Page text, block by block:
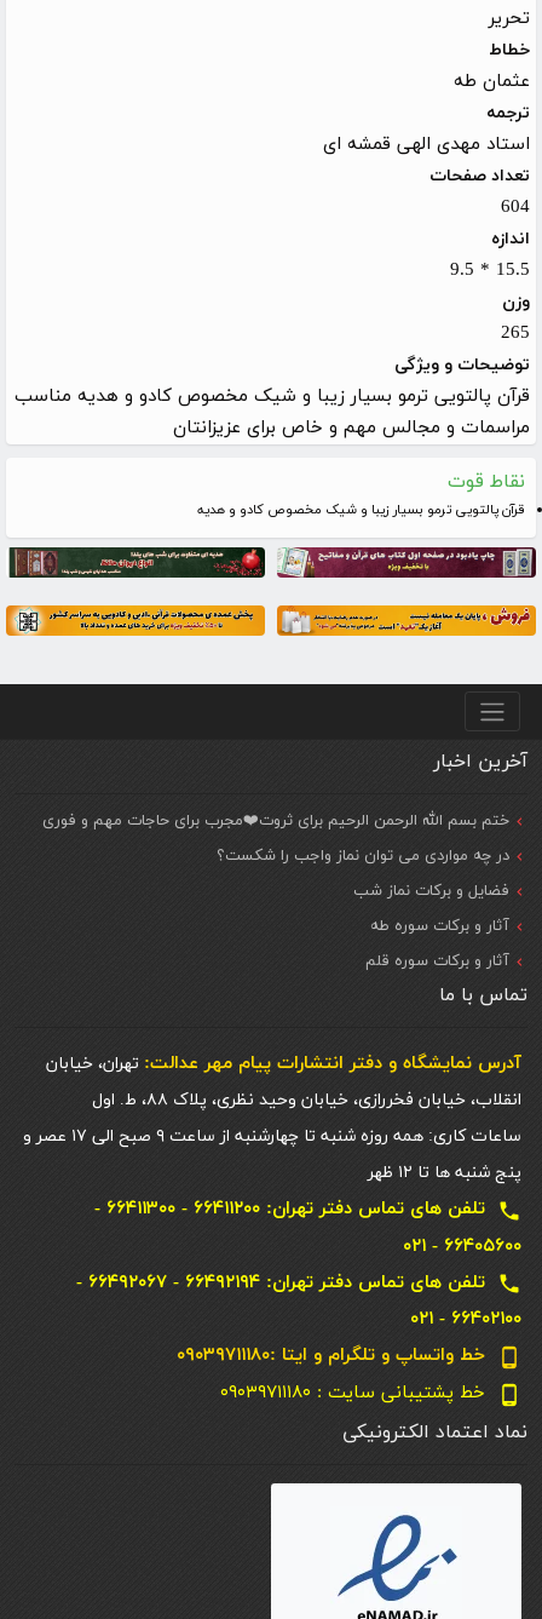
تحریر
خطاط
عثمان طه
ترجمه
استاد مهدی الهی قمشه ای
تعداد صفحات
604
اندازه
15.5 * 9.5
وزن
265
توضیحات و ویژگی
قرآن پالتویی ترمو بسیار زیبا و شیک مخصوص کادو و هدیه مناسب
مراسمات و مجالس مهم و خاص برای عزیزانتان
نقاط قوت
قرآن پالتویی ترمو بسیار زیبا و شیک مخصوص کادو و هدیه
منو پایین
آخرین اخبار
ختم بسم الله الرحمن الرحیم برای ثروت❤️مجرب برای حاجات مهم و فوری
در چه مواردی می توان نماز واجب را شکست؟
فضایل و برکات نماز شب
آثار و برکات سوره طه
آثار و برکات سوره قلم
تماس با ما
آدرس نمایشگاه و دفتر انتشارات پيام مهر عدالت: تهران، خیابان
انقلاب، خیابان فخررازی، خیابان وحید نظری، پلاک ۸۸، ط. اول
ساعات کاری: همه روزه شنبه تا چهارشنبه از ساعت ۹ صبح الی ۱۷ عصر و
پنج شنبه ها تا ۱۲ ظهر
local_phone
تلفن های تماس دفتر تهران: ۶۶۴۱۱۲۰۰ - ۶۶۴۱۱۳۰۰ -
۶۶۴۰۵۶۰۰ - ۰۲۱
local_phone
تلفن های تماس دفتر تهران: ۶۶۴۹۲۱۹۴ - ۶۶۴۹۲۰۶۷ -
۶۶۴۰۲۱۰۰ - ۰۲۱
phone_android خط واتساپ و تلگرام و ایتا :۰۹۰۳۹۷۱۱۱۸۰
phone_android خط پشتیبانی سایت : ۰۹۰۳۹۷۱۱۱۸۰
نماد اعتماد الکترونیکی